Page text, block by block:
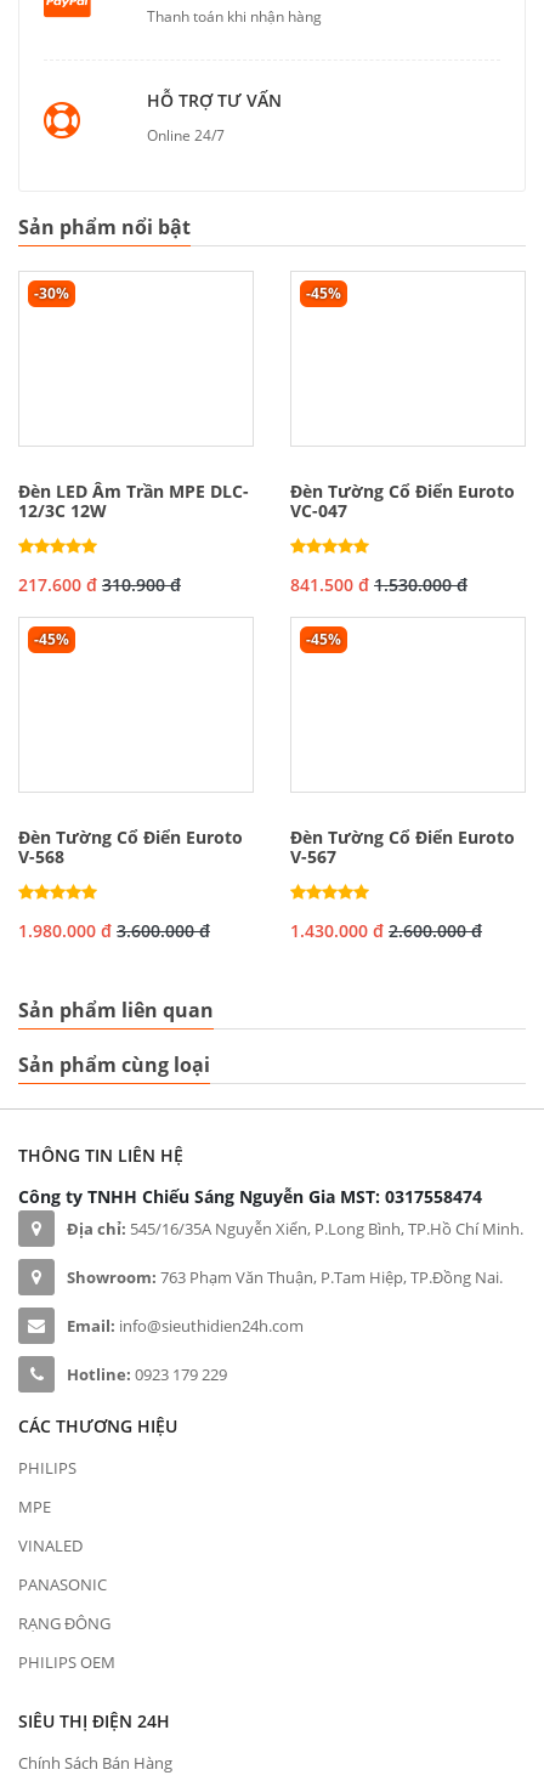
Thanh toán khi nhận hàng
HỖ TRỢ TƯ VẤN
Online 24/7
Sản phẩm nổi bật
-30%
Đèn LED Âm Trần MPE DLC-
12/3C 12W
217.600 đ 310.900 đ
-45%
Đèn Tường Cổ Điển Euroto
VC-047
841.500 đ 1.530.000 đ
-45%
Đèn Tường Cổ Điển Euroto
V-568
1.980.000 đ 3.600.000 đ
-45%
Đèn Tường Cổ Điển Euroto
V-567
1.430.000 đ 2.600.000 đ
Sản phẩm liên quan
Sản phẩm cùng loại
THÔNG TIN LIÊN HỆ
Công ty TNHH Chiếu Sáng Nguyễn Gia MST: 0317558474
Địa chỉ: 545/16/35A Nguyễn Xiển, P.Long Bình, TP.Hồ Chí Minh.
Showroom: 763 Phạm Văn Thuận, P.Tam Hiệp, TP.Đồng Nai.
Email: info@sieuthidien24h.com
Hotline: 0923 179 229
CÁC THƯƠNG HIỆU
PHILIPS
MPE
VINALED
PANASONIC
RẠNG ĐÔNG
PHILIPS OEM
SIÊU THỊ ĐIỆN 24H
Chính Sách Bán Hàng